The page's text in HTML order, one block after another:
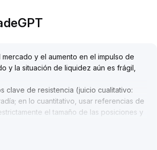
y el aumento en el impulso de
y la situación de liquidez aún es frágil,
clave de resistencia (juicio cualitativo:
en lo cuantitativo, usar referencias de
el tamaño de las posiciones y
esperar una resonancia sostenida entre
aumentar posiciones, evitando